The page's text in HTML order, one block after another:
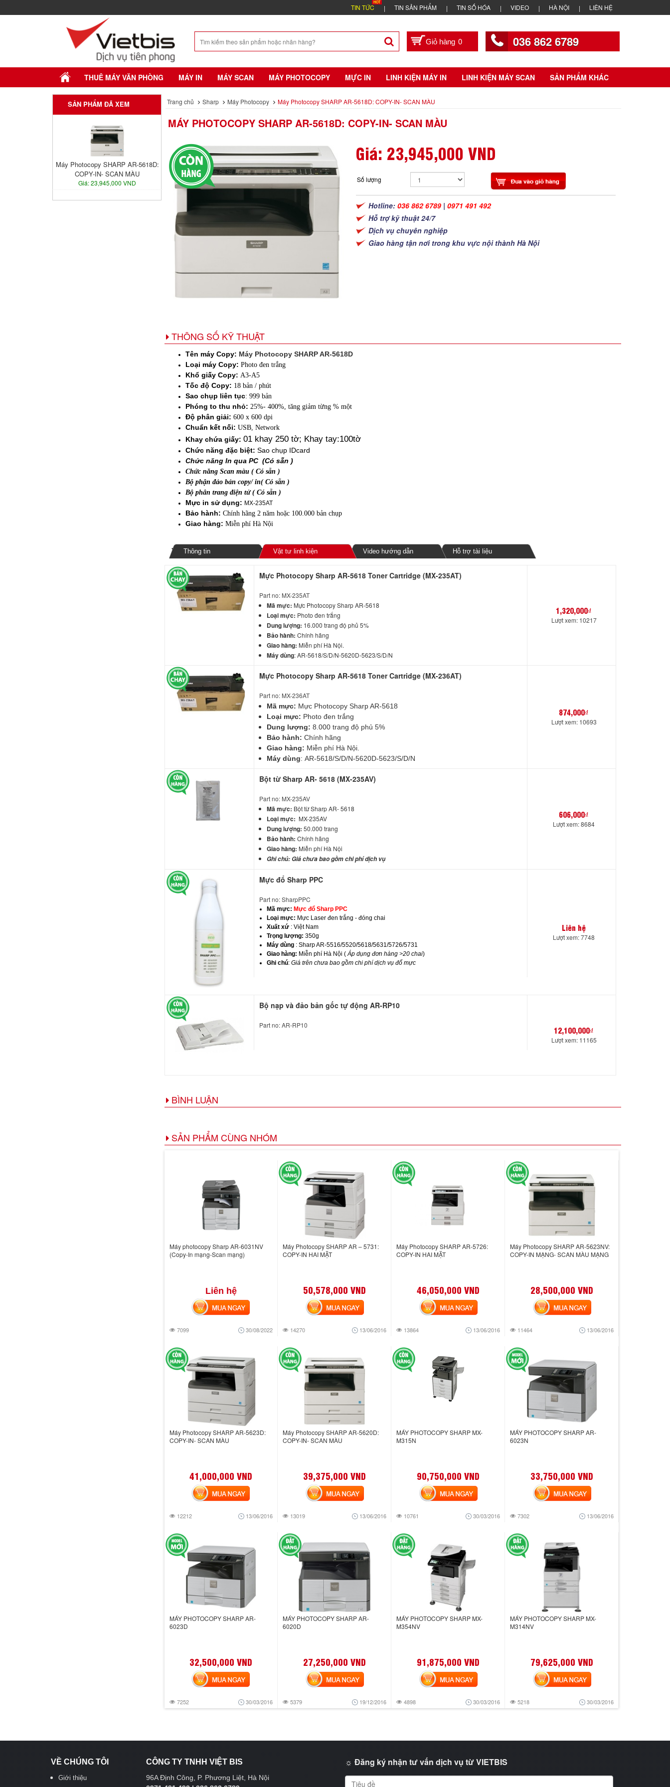
TIN TỨC TIN SẢN PHẨM TIN SỐ HÓA VIDEO HÀ NỘI LIÊN HỆ
0 036 862 6789
THUÊ MÁY VĂN PHÒNG MÁY IN MÁY SCAN MÁY PHOTOCOPY MỰC IN LINH KIỆN MÁY IN LINH KIỆN MÁY SCAN SẢN PHẨM KHÁC
SẢN PHẨM ĐÃ XEM
Máy Photocopy SHARP AR-5618D:
COPY-IN- SCAN MÀU
Giá: 23,945,000 VND
Trang chủ Sharp Máy Photocopy Máy Photocopy SHARP AR-5618D: COPY-IN- SCAN MÀU
MÁY PHOTOCOPY SHARP AR-5618D: COPY-IN- SCAN MÀU
Giá: 23,945,000 VND
Số lượng
Hotline: 036 862 6789 |0971 491 492
Hỗ trợ kỹ thuật 24/7
Dịch vụ chuyên nghiệp
Giao hàng tận nơi trong khu vực nội thành Hà Nội
THÔNG SỐ KỸ THUẬT
Tên máy Copy: Máy Photocopy SHARP AR-5618D
Loại máy Copy: Photo đen trắng
Khổ giấy Copy: A3-A5
Tốc độ Copy: 18 bản / phút
Sao chụp liên tục: 999 bản
Phóng to thu nhỏ: 25%- 400%, tăng giảm từng % một
Độ phân giải: 600 x 600 dpi
Chuẩn kết nối: USB, Network
Khay chứa giấy: 01 khay 250 tờ; Khay tay:100tờ
Chức năng đặc biệt: Sao chụp IDcard
Chức năng In qua PC (Có sẵn )
Chức năng Scan màu ( Có sẵn )
Bộ phận đảo bản copy/ in( Có sẵn )
Bộ phân trang điện tử ( Có sẵn )
Mực in sử dụng: MX-235AT
Bảo hành: Chính hãng 2 năm hoặc 100.000 bản chụp
Giao hàng: Miễn phí Hà Nội
Thông tin Vật tư linh kiện Video hướng dẫn Hỗ trợ tài liệu
Mực Photocopy Sharp AR-5618 Toner Cartridge (MX-235AT)
Part no: MX-235AT
Mã mực: Mực Photocopy Sharp AR-5618
Loại mực: Photo đen trắng
Dung lượng: 16.000 trang độ phủ 5%
Bảo hành: Chính hãng
Giao hàng: Miễn phí Hà Nội.
Máy dùng: AR-5618/S/D/N-5620D-5623/S/D/N
1,320,000₫
Lượt xem: 10217
Mực Photocopy Sharp AR-5618 Toner Cartridge (MX-236AT)
Part no: MX-236AT
Mã mực: Mực Photocopy Sharp AR-5618
Loại mực: Photo đen trắng
Dung lượng: 8.000 trang độ phủ 5%
Bảo hành: Chính hãng
Giao hàng: Miễn phí Hà Nội.
Máy dùng: AR-5618/S/D/N-5620D-5623/S/D/N
874,000₫
Lượt xem: 10693
Bột từ Sharp AR- 5618 (MX-235AV)
Part no: MX-235AV
Mã mực: Bột từ Sharp AR- 5618
Loại mực: MX-235AV
Dung lượng: 50.000 trang
Bảo hành: Chính hãng
Giao hàng: Miễn phí Hà Nội
Ghi chú: Giá chưa bao gồm chi phí dịch vụ
606,000₫
Lượt xem: 8684
Mực đổ Sharp PPC
Part no: SharpPPC
Mã mực: Mực đổ Sharp PPC
Loại mực: Mực Laser đen trắng - đóng chai
Xuất xứ : Việt Nam
Trọng lượng: 350g
Máy dùng : Sharp AR-5516/5520/5618/5631/5726/5731
Giao hàng: Miễn phí Hà Nội (Áp dụng đơn hàng >20 chai)
Ghi chú:Giá trên chưa bao gồm chi phí dịch vụ đổ mực
Liên hệ
Lượt xem: 7748
Bộ nạp và đảo bản gốc tự động AR-RP10
Part no: AR-RP10 12,100,000₫
Lượt xem: 11165
BÌNH LUẬN
SẢN PHẨM CÙNG NHÓM
Máy photocopy Sharp AR-6031NV
(Copy-In mạng-Scan mạng)
Liên hệ
7099 30/08/2022
MUA NGAY
Máy Photocopy SHARP AR – 5731:
COPY-IN HAI MẶT
50,578,000 VND
14270 13/06/2016
MUA NGAY
Máy Photocopy SHARP AR-5726:
COPY-IN HAI MẶT
46,050,000 VND
13864 13/06/2016
MUA NGAY
Máy Photocopy SHARP AR-5623NV:
COPY-IN MẠNG- SCAN MÀU MẠNG
28,500,000 VND
11464 13/06/2016
MUA NGAY
Máy Photocopy SHARP AR-5623D:
COPY-IN- SCAN MÀU
41,000,000 VND
12212 13/06/2016
MUA NGAY
Máy Photocopy SHARP AR-5620D:
COPY-IN- SCAN MÀU
39,375,000 VND
13019 13/06/2016
MUA NGAY
MÁY PHOTOCOPY SHARP MX-
M315N
90,750,000 VND
10761 30/03/2016
MUA NGAY
MÁY PHOTOCOPY SHARP AR-
6023N
33,750,000 VND
7302 13/06/2016
MUA NGAY
MÁY PHOTOCOPY SHARP AR-
6023D
32,500,000 VND
7252 30/03/2016
MUA NGAY
MÁY PHOTOCOPY SHARP AR-
6020D
27,250,000 VND
5379 19/12/2016
MUA NGAY
MÁY PHOTOCOPY SHARP MX-
M354NV
91,875,000 VND
4898 30/03/2016
MUA NGAY
MÁY PHOTOCOPY SHARP MX-
M314NV
79,625,000 VND
5218 30/03/2016
MUA NGAY
VỀ CHÚNG TÔI
Giới thiệu
CÔNG TY TNHH VIỆT BIS
96A Định Công, P. Phương Liệt, Hà Nội
☼ Đăng ký nhận tư vấn dịch vụ từ VIETBIS